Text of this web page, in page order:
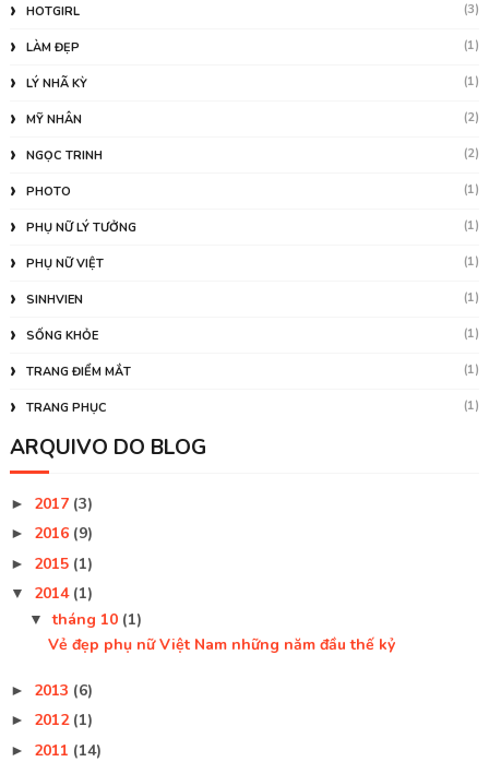
HOTGIRL (3)
LÀM ĐẸP (1)
LÝ NHÃ KỲ (1)
MỸ NHÂN (2)
NGỌC TRINH (2)
PHOTO (1)
PHỤ NỮ LÝ TƯỞNG (1)
PHỤ NỮ VIỆT (1)
SINHVIEN (1)
SỐNG KHỎE (1)
TRANG ĐIỂM MẮT (1)
TRANG PHỤC (1)
ARQUIVO DO BLOG
► 2017 (3)
► 2016 (9)
► 2015 (1)
▼ 2014 (1)
▼tháng 10 (1)
Vẻ đẹp phụ nữ Việt Nam những năm đầu thế kỷ
► 2013 (6)
► 2012 (1)
► 2011 (14)